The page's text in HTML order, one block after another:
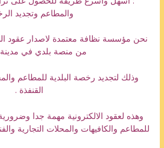
والمطاعم وتجديد
نحن مؤسسة نظافة معتمدة لاصدار عقود
من منصة بلدي في مدينة
وذلك لتجديد رخصة البلدية للمطاعم
القنفذة .
وهذه لعقود الالكترونية مهمة جدا
للمطاعم والكافيهات والمحلات التجارية